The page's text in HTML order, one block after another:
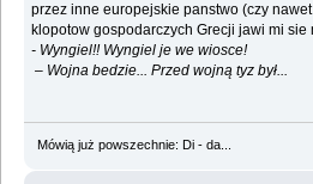
przez inne europejskie panstwo (czy
klopotow gospodarczych Grecji jawi mi sie
- Wyngiel!! Wyngiel je we wiosce!
– Wojna bedzie... Przed wojną tyz był...
Mówią już powszechnie: Di - da...